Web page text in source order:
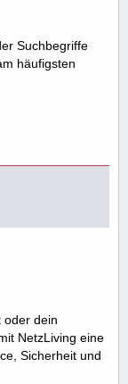
Suchbegriffe
häufigsten
oder dein
NetzLiving eine
Sicherheit und